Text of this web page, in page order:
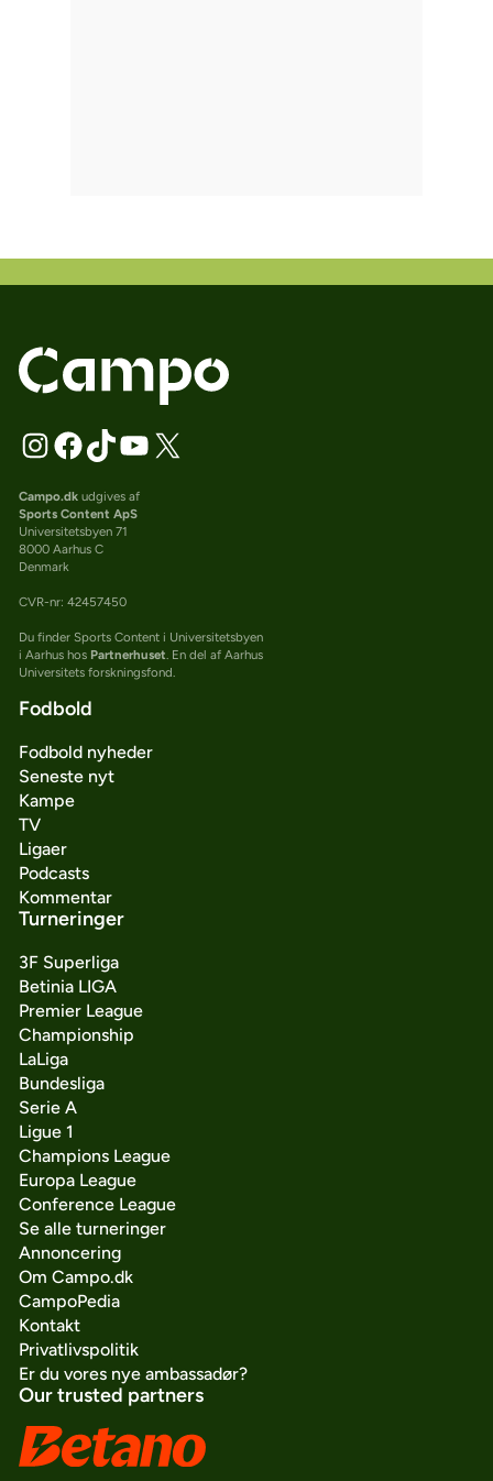
Campo.dkudgives af
Sports Content ApS
Universitetsbyen 71
8000 Aarhus C
Denmark
CVR-nr: 42457450
Du finder Sports Content i Universitetsbyen
i Aarhus hos Partnerhuset. En del af Aarhus
Universitets forskningsfond.
Fodbold
Fodbold nyheder
Seneste nyt
Kampe
TV
Ligaer
Podcasts
Kommentar
Turneringer
3F Superliga
Betinia LIGA
Premier League
Championship
LaLiga
Bundesliga
Serie A
Ligue 1
Champions League
Europa League
Conference League
Se alle turneringer
Annoncering
Om Campo.dk
CampoPedia
Kontakt
Privatlivspolitik
Er du vores nye ambassadør?
Our trusted partners